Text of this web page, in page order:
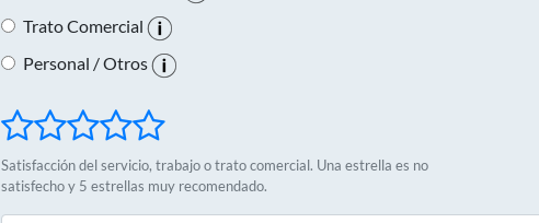
Trato Comercial
Personal / Otros
Satisfacción del servicio, trabajo o trato comercial. Una estrella es no
satisfecho y 5 estrellas muy recomendado.